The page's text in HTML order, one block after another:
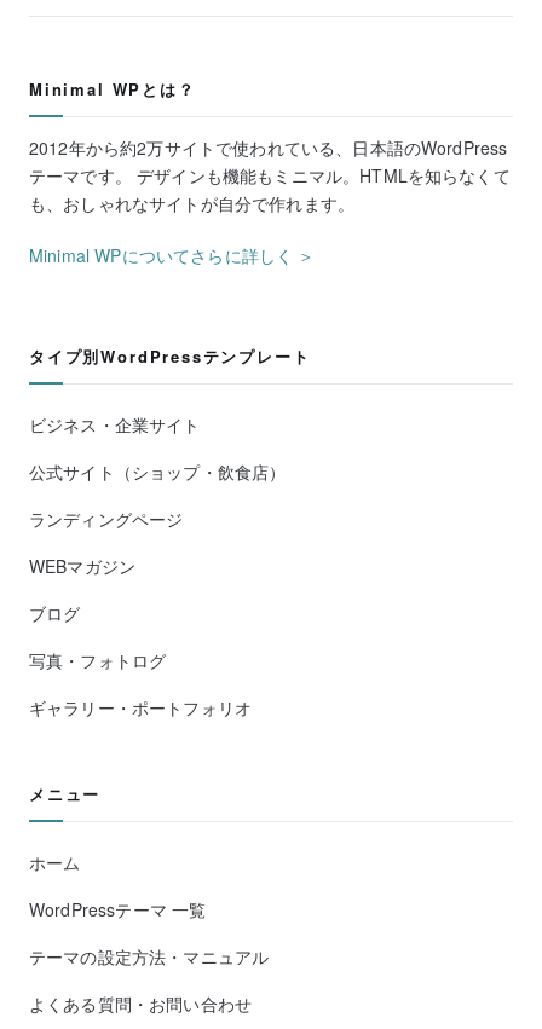
Minimal WPとは？
2012年から約2万サイトで使われている、日本語のWordPress
テーマです。 デザインも機能もミニマル。HTMLを知らなくて
も、おしゃれなサイトが自分で作れます。
Minimal WPについてさらに詳しく ＞
タイプ別WordPressテンプレート
ビジネス・企業サイト
公式サイト（ショップ・飲食店）
ランディングページ
WEBマガジン
ブログ
写真・フォトログ
ギャラリー・ポートフォリオ
メニュー
ホーム
WordPressテーマ 一覧
テーマの設定方法・マニュアル
よくある質問・お問い合わせ